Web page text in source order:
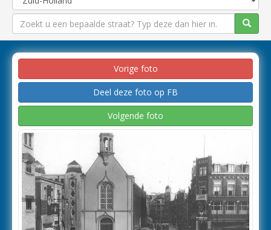
Vorige foto
Deel deze foto op FB
Volgende foto